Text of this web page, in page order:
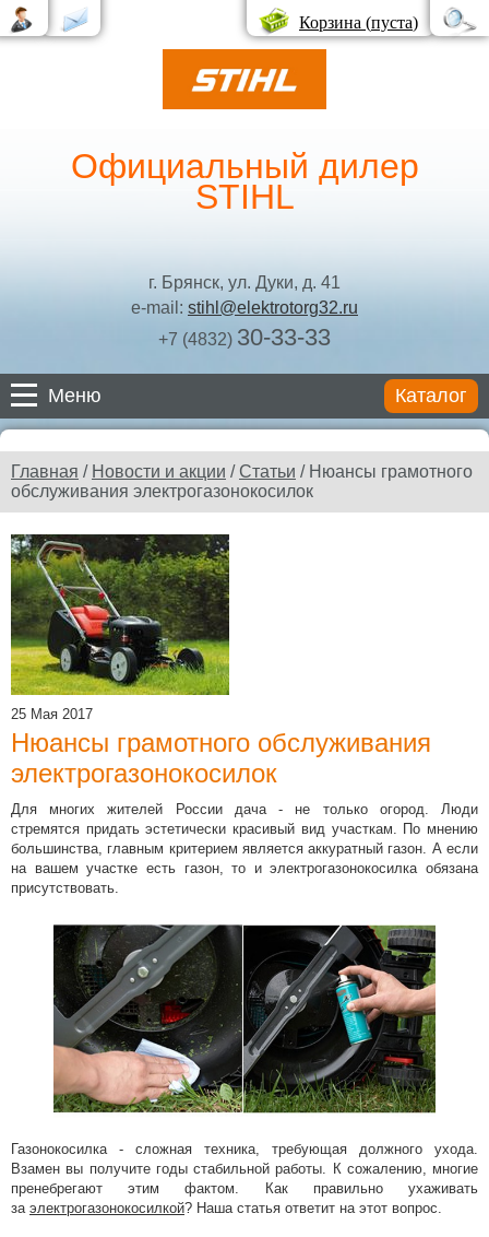
Корзина (пуста)
Официальный дилер
STIHL
г. Брянск, ул. Дуки, д. 41
e-mail: stihl@elektrotorg32.ru
+7 (4832) 30-33-33
Меню Каталог
Каталог
производителя
Юридическое
наименование
дилера: ООО
КПП
3257013977/325701001
Новости и
акции
Какой триммер
выбрать,
электрический
или бензиновый
Подробнее
04 Июля 2022
Виды,
преимущества и
Подробнее
21 Апреля 2022
Преимущества
бытовых моек
Главная / Новости и акции /Статьи / Нюансы грамотного
обслуживания электрогазонокосилок
25 Мая 2017
Нюансы грамотного обслуживания
электрогазонокосилок
Для многих жителей России дача - не только огород. Люди
стремятся придать эстетически красивый вид участкам. По мнению
большинства, главным критерием является аккуратный газон. А если
на вашем участке есть газон, то и электрогазонокосилка обязана
присутствовать.
Газонокосилка - сложная техника, требующая должного ухода.
Взамен вы получите годы стабильной работы. К сожалению, многие
пренебрегают этим фактом. Как правильно ухаживать
за электрогазонокосилкой? Наша статья ответит на этот вопрос.